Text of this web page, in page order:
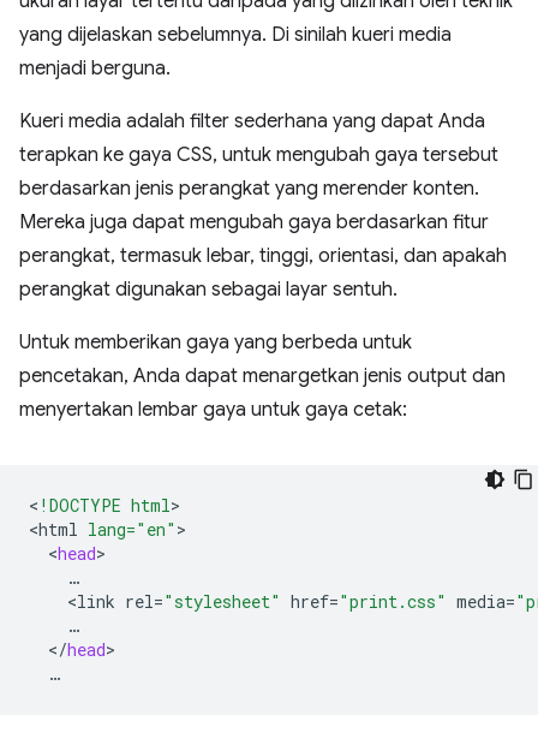
yang dijelaskan sebelumnya. Di sinilah kueri media
menjadi berguna.
Kueri media adalah filter sederhana yang dapat Anda
terapkan ke gaya CSS, untuk mengubah gaya tersebut
berdasarkan jenis perangkat yang merender konten.
Mereka juga dapat mengubah gaya berdasarkan fitur
perangkat, termasuk lebar, tinggi, orientasi, dan apakah
perangkat digunakan sebagai layar sentuh.
Untuk memberikan gaya yang berbeda untuk
pencetakan, Anda dapat menargetkan jenis output dan
menyertakan lembar gaya untuk gaya cetak:
< !DOCTYPE html>
<html lang="en"
<head
<link rel="stylesheet" href="print.css" media=
</head